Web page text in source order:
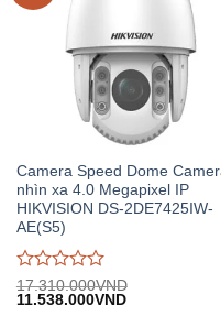
Camera Speed Dome
nhìn xa 4.0 Megapixel IP
HIKVISION DS-2DE7425IW-
AE(S5)
Được
đánh
17.310.000VND
Giá
11.538.000VNDGiá